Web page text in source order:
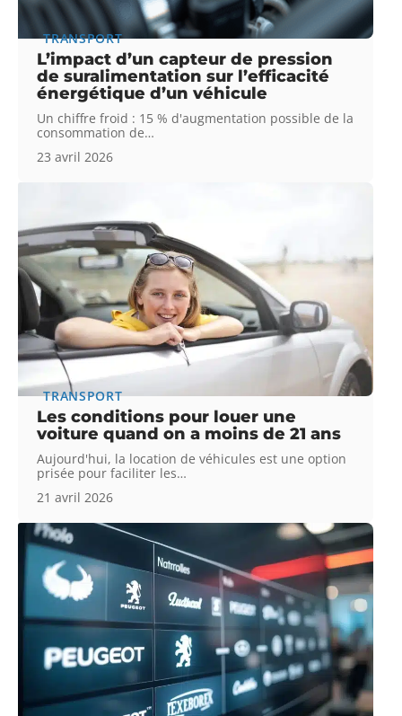
TRANSPORT
L’impact d’un capteur de pression
de suralimentation sur l’efficacité
énergétique d’un véhicule
Un chiffre froid : 15 % d'augmentation possible de la
consommation de…
23 avril 2026
TRANSPORT
Les conditions pour louer une
voiture quand on a moins de 21 ans
Aujourd'hui, la location de véhicules est une option
prisée pour faciliter les…
21 avril 2026